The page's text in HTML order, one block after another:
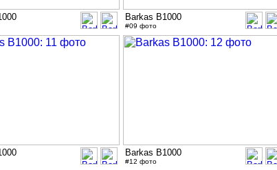
Barkas B1000
#09 фото
Barkas B1000
#12 фото